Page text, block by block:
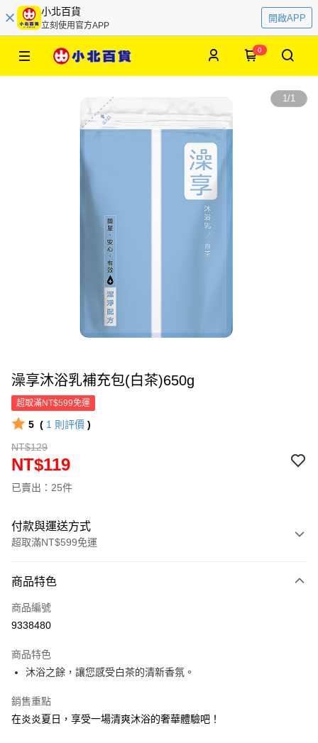
小北百貨
立刻使用官方APP
開啟APP
0
1/1
澡享沐浴乳補充包(白茶)650g
超取滿NT$599免運
5 ( 1 則評價 )
NT$129
NT$119
已賣出：25件
付款與運送方式
超取滿NT$599免運
信用卡一次付款
超商取貨付款
Apple Pay
街口支付
悠遊付
商品特色
商品編號
9338480
商品特色
沐浴之餘，讓您感受白茶的清新香氛。
銷售重點
在炎炎夏日，享受一場清爽沐浴的奢華體驗吧！